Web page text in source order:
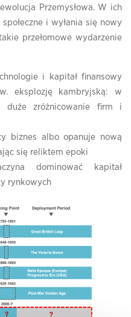
Przemysłowa. W ich
i wyłania się nowy
przełomowe wydarzenie
i kapitał finansowy
eksplozję kambryjską: w
duże zróżnicowanie firm i
biznes albo opanuje nową
się reliktem epoki
dominować kapitał
rynkowych